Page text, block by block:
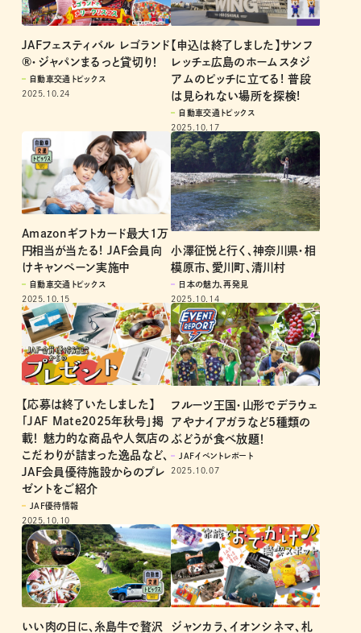
JAFフェスティバル レゴランド
®・ジャパンまるっと貸切り！
自動車交通トピックス
2025.10.24
【申込は終了しました】サンフ
レッチェ広島のホームスタジ
アムのピッチに立てる! 普段
は見られない場所を探検!
自動車交通トピックス
2025.10.17
Amazonギフトカード最大1万
円相当が当たる! JAF会員向
けキャンペーン実施中
自動車交通トピックス
2025.10.15
小澤征悦と行く、神奈川県・相
模原市、愛川町、清川村
日本の魅力、再発見
2025.10.14
【応募は終了いたしました】
「JAF Mate2025年秋号」掲
載！ 魅力的な商品や人気店の
こだわりが詰まった逸品など、
JAF会員優待施設からのプレ
ゼントをご紹介
JAF優待情報
2025.10.10
フルーツ王国・山形でデラウェ
アやナイアガラなど5種類の
ぶどうが食べ放題！
JAFイベントレポート
2025.10.07
いい肉の日に、糸島牛で贅沢
ジャンカラ、イオンシネマ、札